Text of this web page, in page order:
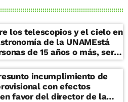
los telescopios y el cielo en
de la UNAMEstá
de 15 años o más, será
del IRyA del 17 al 21 de
Cómo funciona un
se mueve el cielo y
cometas, meteoros,
incumplimiento de
con efectos
favor del director de la